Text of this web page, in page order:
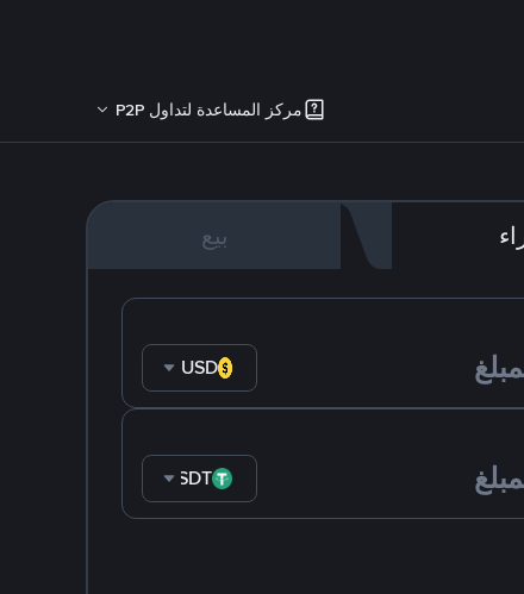
مركز المساعدة لتداول P2P
بيع
USD
USDT